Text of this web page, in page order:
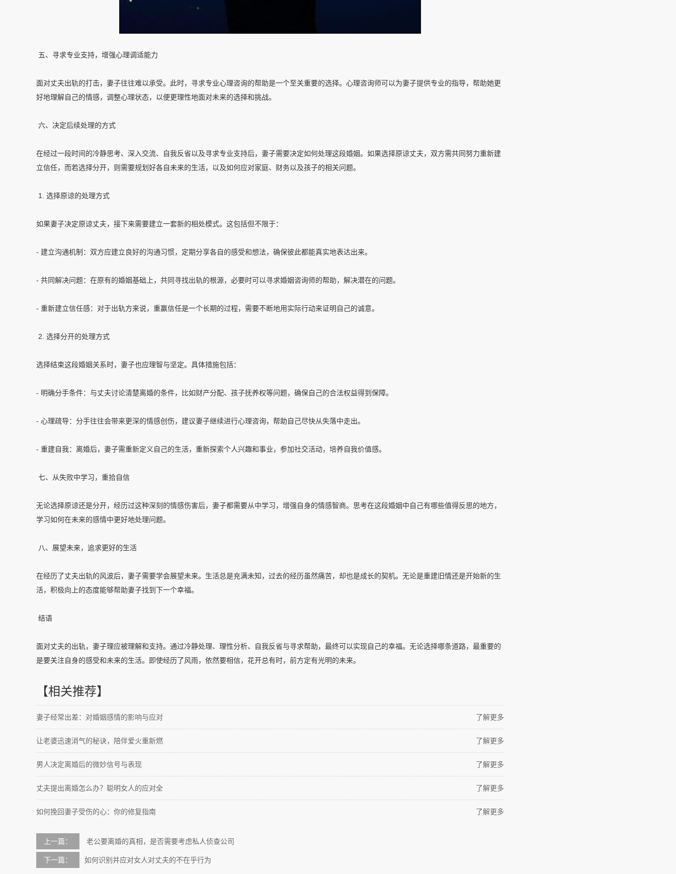
五、寻求专业支持，增强心理调适能力
面对丈夫出轨的打击，妻子往往难以承受。此时，寻求专业心理咨询的帮助是一个至关重要的选择。心理咨询师可以为妻子提供专业的指导，帮助她更
好地理解自己的情感，调整心理状态，以便更理性地面对未来的选择和挑战。
六、决定后续处理的方式
在经过一段时间的冷静思考、深入交流、自我反省以及寻求专业支持后，妻子需要决定如何处理这段婚姻。如果选择原谅丈夫，双方需共同努力重新建
立信任，而若选择分开，则需要规划好各自未来的生活，以及如何应对家庭、财务以及孩子的相关问题。
1. 选择原谅的处理方式
如果妻子决定原谅丈夫，接下来需要建立一套新的相处模式。这包括但不限于：
- 建立沟通机制：双方应建立良好的沟通习惯，定期分享各自的感受和想法，确保彼此都能真实地表达出来。
- 共同解决问题：在原有的婚姻基础上，共同寻找出轨的根源，必要时可以寻求婚姻咨询师的帮助，解决潜在的问题。
- 重新建立信任感：对于出轨方来说，重赢信任是一个长期的过程，需要不断地用实际行动来证明自己的诚意。
2. 选择分开的处理方式
选择结束这段婚姻关系时，妻子也应理智与坚定。具体措施包括：
- 明确分手条件：与丈夫讨论清楚离婚的条件，比如财产分配、孩子抚养权等问题，确保自己的合法权益得到保障。
- 心理疏导：分手往往会带来更深的情感创伤，建议妻子继续进行心理咨询，帮助自己尽快从失落中走出。
- 重建自我：离婚后，妻子需重新定义自己的生活，重新探索个人兴趣和事业，参加社交活动，培养自我价值感。
七、从失败中学习，重拾自信
无论选择原谅还是分开，经历过这种深刻的情感伤害后，妻子都需要从中学习，增强自身的情感智商。思考在这段婚姻中自己有哪些值得反思的地方，
学习如何在未来的感情中更好地处理问题。
八、展望未来，追求更好的生活
在经历了丈夫出轨的风波后，妻子需要学会展望未来。生活总是充满未知，过去的经历虽然痛苦，却也是成长的契机。无论是重建旧情还是开始新的生
活，积极向上的态度能够帮助妻子找到下一个幸福。
结语
面对丈夫的出轨，妻子理应被理解和支持。通过冷静处理、理性分析、自我反省与寻求帮助，最终可以实现自己的幸福。无论选择哪条道路，最重要的
是要关注自身的感受和未来的生活。即使经历了风雨，依然要相信，花开总有时，前方定有光明的未来。
【相关推荐】
了解更多
妻子经常出差：对婚姻感情的影响与应对
了解更多
让老婆迅速消气的秘诀，陪伴爱火重新燃
了解更多
男人决定离婚后的微妙信号与表现
了解更多
丈夫提出离婚怎么办？聪明女人的应对全
了解更多
如何挽回妻子受伤的心：你的修复指南
上一篇： 老公要离婚的真相，是否需要考虑私人侦查公司
下一篇： 如何识别并应对女人对丈夫的不在乎行为